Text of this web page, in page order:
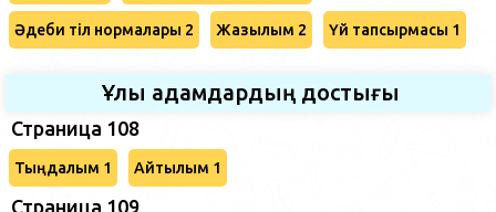
Әдеби тіл нормалары 2 Жазылым 2 Үй тапсырмасы 1
Ұлы адамдардың достығы
Страница 108
Тыңдалым 1 Айтылым 1
Страница 109